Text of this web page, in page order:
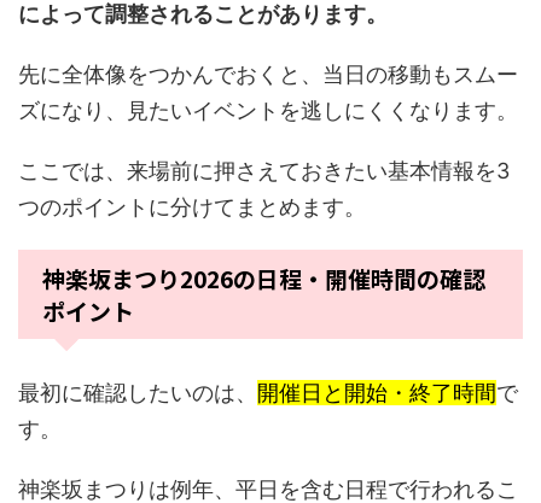
によって調整されることがあります。
先に全体像をつかんでおくと、当日の移動もスムー
ズになり、見たいイベントを逃しにくくなります。
ここでは、来場前に押さえておきたい基本情報を3
つのポイントに分けてまとめます。
神楽坂まつり2026の日程・開催時間の確認
ポイント
最初に確認したいのは、 開催日と開始・終了時間で
す。
神楽坂まつりは例年、平日を含む日程で行われるこ